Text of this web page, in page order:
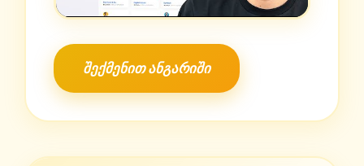
შექმენით ანგარიში